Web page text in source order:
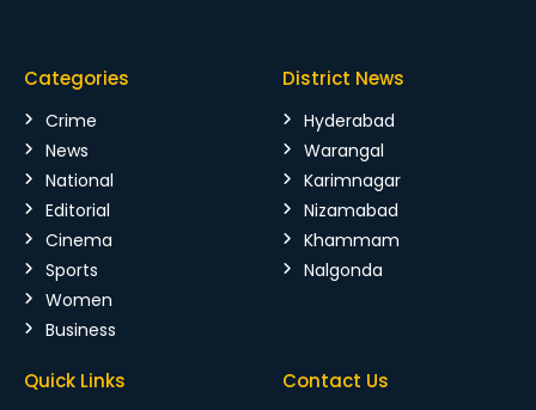
Categories
Crime
News
National
Editorial
Cinema
Sports
Women
Business
District News
Hyderabad
Warangal
Karimnagar
Nizamabad
Khammam
Nalgonda
Quick Links Contact Us